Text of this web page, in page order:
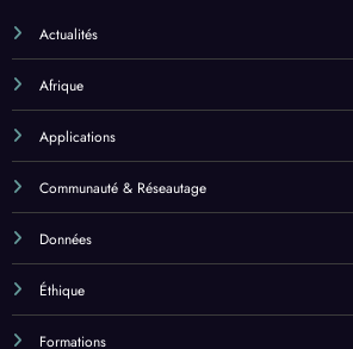
Actualités
Afrique
Applications
Communauté & Réseautage
Données
Éthique
Formations